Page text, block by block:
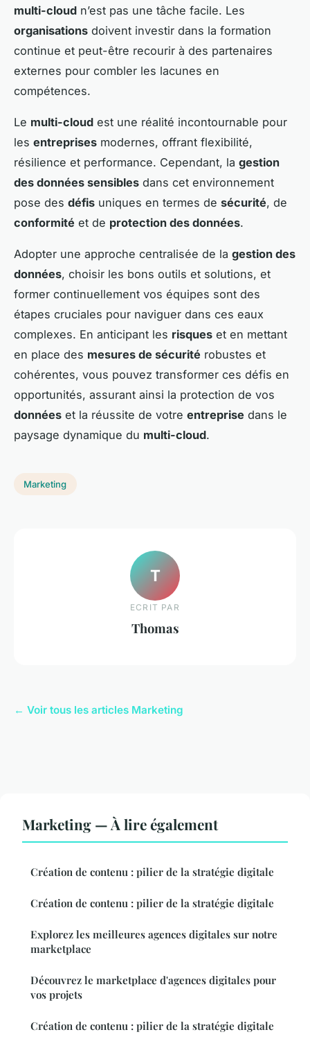
multi-cloud n’est pas une tâche facile. Les
organisations doivent investir dans la formation
continue et peut-être recourir à des partenaires
externes pour combler les lacunes en
compétences.
Le multi-cloud est une réalité incontournable pour
les entreprises modernes, offrant flexibilité,
résilience et performance. Cependant, la gestion
des données sensibles dans cet environnement
pose des défis uniques en termes de sécurité, de
conformité et de protection des données.
Adopter une approche centralisée de la gestion des
données, choisir les bons outils et solutions, et
former continuellement vos équipes sont des
étapes cruciales pour naviguer dans ces eaux
complexes. En anticipant les risques et en mettant
en place des mesures de sécurité robustes et
cohérentes, vous pouvez transformer ces défis en
opportunités, assurant ainsi la protection de vos
données et la réussite de votre entreprise dans le
paysage dynamique du multi-cloud.
Marketing
T
ECRIT PAR
Thomas
← Voir tous les articles Marketing
Marketing — À lire également
Création de contenu : pilier de la stratégie digitale
Création de contenu : pilier de la stratégie digitale
Explorez les meilleures agences digitales sur notre
marketplace
Découvrez le marketplace d'agences digitales pour
vos projets
Création de contenu : pilier de la stratégie digitale